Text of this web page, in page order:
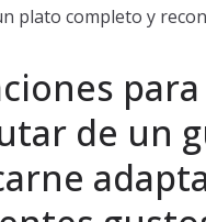
plato completo y
para
de un